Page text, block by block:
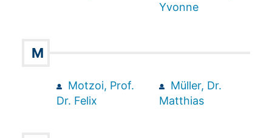
Yvonne
M
Motzoi, Prof.
Dr. Felix
Müller, Dr.
Matthias